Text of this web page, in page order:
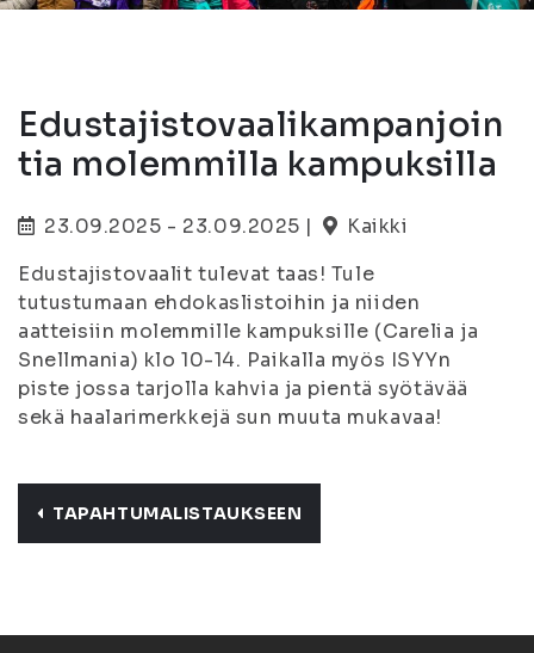
Edustajistovaalikampanjoin
tia molemmilla kampuksilla
23.09.2025 - 23.09.2025 |
Kaikki
Edustajistovaalit tulevat taas! Tule
tutustumaan ehdokaslistoihin ja niiden
aatteisiin molemmille kampuksille (Carelia ja
Snellmania) klo 10-14. Paikalla myös ISYYn
piste jossa tarjolla kahvia ja pientä syötävää
sekä haalarimerkkejä sun muuta mukavaa!
TAPAHTUMALISTAUKSEEN